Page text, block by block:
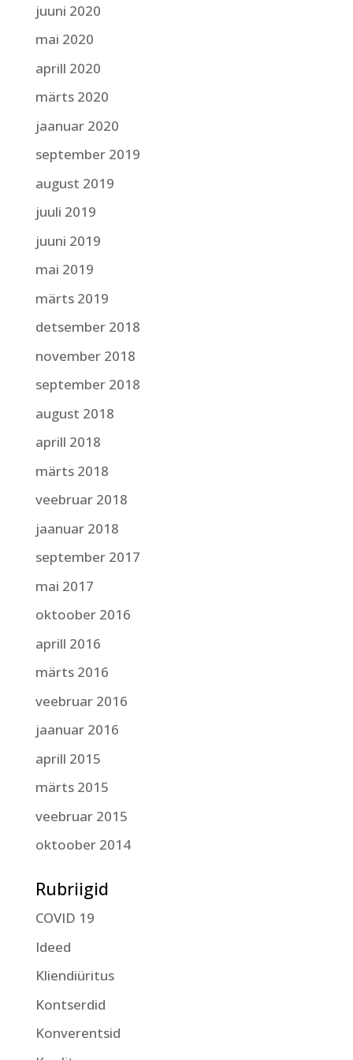
juuni 2020
mai 2020
aprill 2020
märts 2020
jaanuar 2020
september 2019
august 2019
juuli 2019
juuni 2019
mai 2019
märts 2019
detsember 2018
november 2018
september 2018
august 2018
aprill 2018
märts 2018
veebruar 2018
jaanuar 2018
september 2017
mai 2017
oktoober 2016
aprill 2016
märts 2016
veebruar 2016
jaanuar 2016
aprill 2015
märts 2015
veebruar 2015
oktoober 2014
Rubriigid
COVID 19
Ideed
Kliendiüritus
Kontserdid
Konverentsid